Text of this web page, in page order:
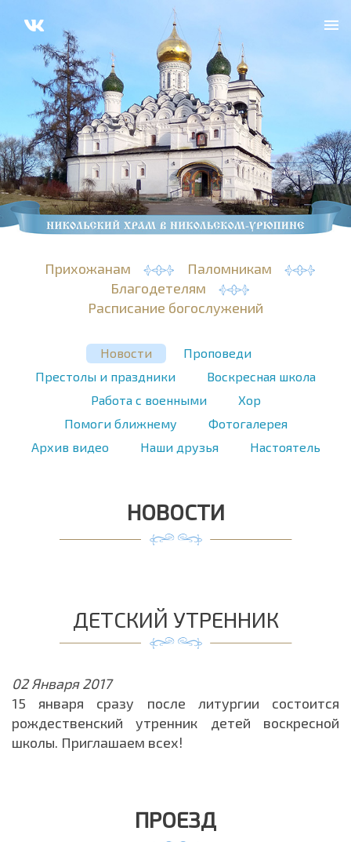
Прихожанам
Паломникам
Благодетелям
Расписание богослужений
Новости
Проповеди
Престолы и праздники
Воскресная школа
Работа с военными
Хор
Помоги ближнему
Фотогалерея
Архив видео
Наши друзья Настоятель
НОВОСТИ
ДЕТСКИЙ УТРЕННИК
02 Января 2017
15 января сразу после литургии состоится
рождественский утренник детей воскресной
школы. Приглашаем всех!
ПРОЕЗД